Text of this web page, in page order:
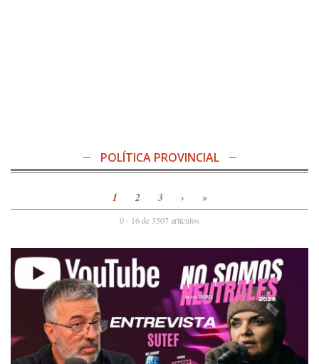
POLÍTICA PROVINCIAL
1 2 3 › »
0 - 16 de 3507 artículos